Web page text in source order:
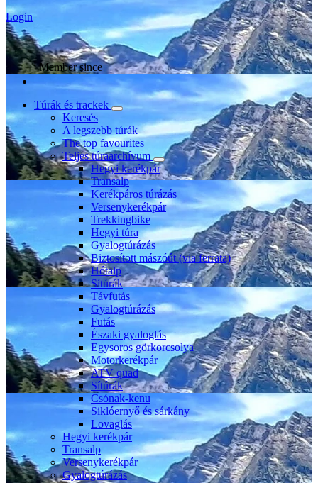
Login
Member since
Túrák és trackek
Keresés
A legszebb túrák
The top favourites
Teljes túraarchívum
Hegyi kerékpár
Transalp
Kerékpáros túrázás
Versenykerékpár
Trekkingbike
Hegyi túra
Gyalogtúrázás
Biztosított mászóút (via ferrata)
Hótalp
Sítúrák
Távfutás
Gyalogtúrázás
Futás
Északi gyaloglás
Egysoros görkorcsolya
Motorkerékpár
ATV quad
Sítúrák
Csónak-kenu
Siklóernyő és sárkány
Lovaglás
Hegyi kerékpár
Transalp
Versenykerékpár
Gyalogtúrázás